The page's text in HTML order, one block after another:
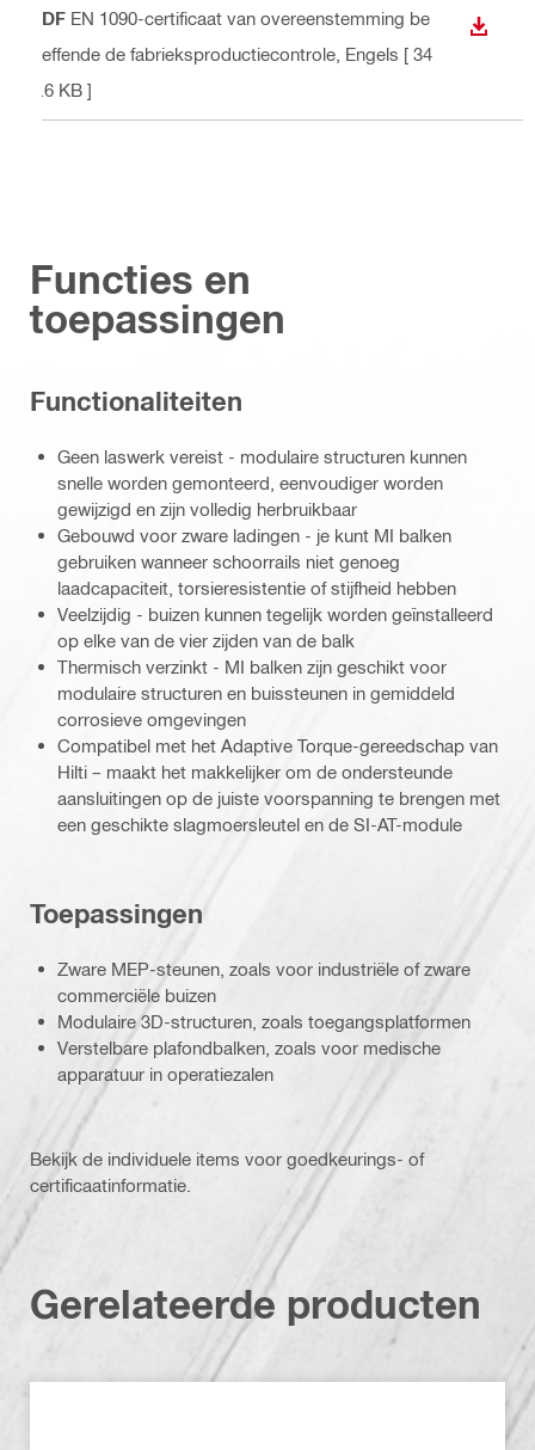
PDF EN 1090-certificaat van overeenstemming be
treffende de fabrieksproductiecontrole , Engels [ 34
8.6 KB ]
Functies en
toepassingen
Functionaliteiten
Geen laswerk vereist - modulaire structuren kunnen
snelle worden gemonteerd, eenvoudiger worden
gewijzigd en zijn volledig herbruikbaar
Gebouwd voor zware ladingen - je kunt MI balken
gebruiken wanneer schoorrails niet genoeg
laadcapaciteit, torsieresistentie of stijfheid hebben
Veelzijdig - buizen kunnen tegelijk worden geïnstalleerd
op elke van de vier zijden van de balk
Thermisch verzinkt - MI balken zijn geschikt voor
modulaire structuren en buissteunen in gemiddeld
corrosieve omgevingen
Compatibel met het Adaptive Torque-gereedschap van
Hilti – maakt het makkelijker om de ondersteunde
aansluitingen op de juiste voorspanning te brengen met
een geschikte slagmoersleutel en de SI-AT-module
Toepassingen
Zware MEP-steunen, zoals voor industriële of zware
commerciële buizen
Modulaire 3D-structuren, zoals toegangsplatformen
Verstelbare plafondbalken, zoals voor medische
apparatuur in operatiezalen
Bekijk de individuele items voor goedkeurings- of
certificaatinformatie.
Gerelateerde producten